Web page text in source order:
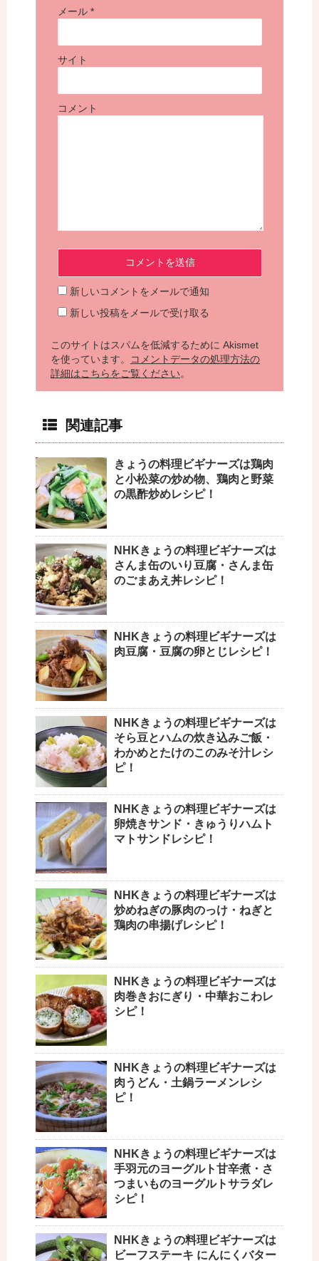
メール *
サイト
コメント
新しいコメントをメールで通知
新しい投稿をメールで受け取る
このサイトはスパムを低減するために Akismet
を使っています。
コメントデータの処理方法の
詳細はこちらをご覧ください。
関連記事
きょうの料理ビギナーズは鶏肉
と小松菜の炒め物、鶏肉と野菜
の黒酢炒めレシピ！
NHKきょうの料理ビギナーズは
さんま缶のいり豆腐・さんま缶
のごまあえ丼レシピ！
NHKきょうの料理ビギナーズは
肉豆腐・豆腐の卵とじレシピ！
NHKきょうの料理ビギナーズは
そら豆とハムの炊き込みご飯・
わかめとたけのこのみそ汁レシ
ピ！
NHKきょうの料理ビギナーズは
卵焼きサンド・きゅうりハムト
マトサンドレシピ！
NHKきょうの料理ビギナーズは
炒めねぎの豚肉のっけ・ねぎと
鶏肉の串揚げレシピ！
NHKきょうの料理ビギナーズは
肉巻きおにぎり・中華おこわレ
シピ！
NHKきょうの料理ビギナーズは
肉うどん・土鍋ラーメンレシ
ピ！
NHKきょうの料理ビギナーズは
手羽元のヨーグルト甘辛煮・さ
つまいものヨーグルトサラダレ
シピ！
NHKきょうの料理ビギナーズは
ビーフステーキ にんにくバター